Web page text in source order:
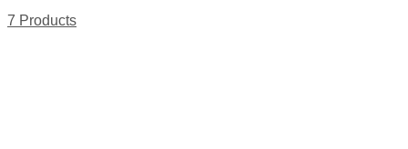
7 Products